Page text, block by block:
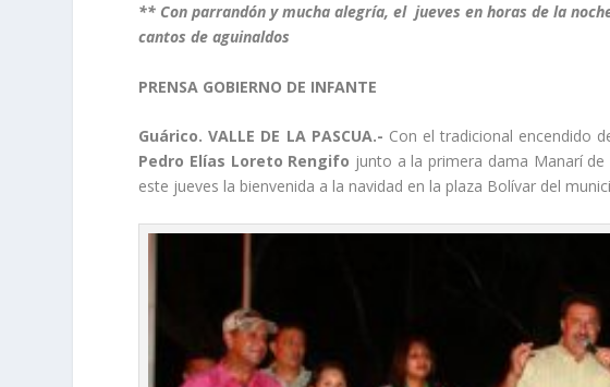
** Con parrandón y mucha alegría, el jueves en horas de la
cantos de aguinaldos
PRENSA GOBIERNO DE INFANTE
Guárico. VALLE DE LA PASCUA.- Con el tradicional encendido
Pedro Elías Loreto Rengifo junto a la primera dama Manarí
este jueves la bienvenida a la navidad en la plaza Bolívar del